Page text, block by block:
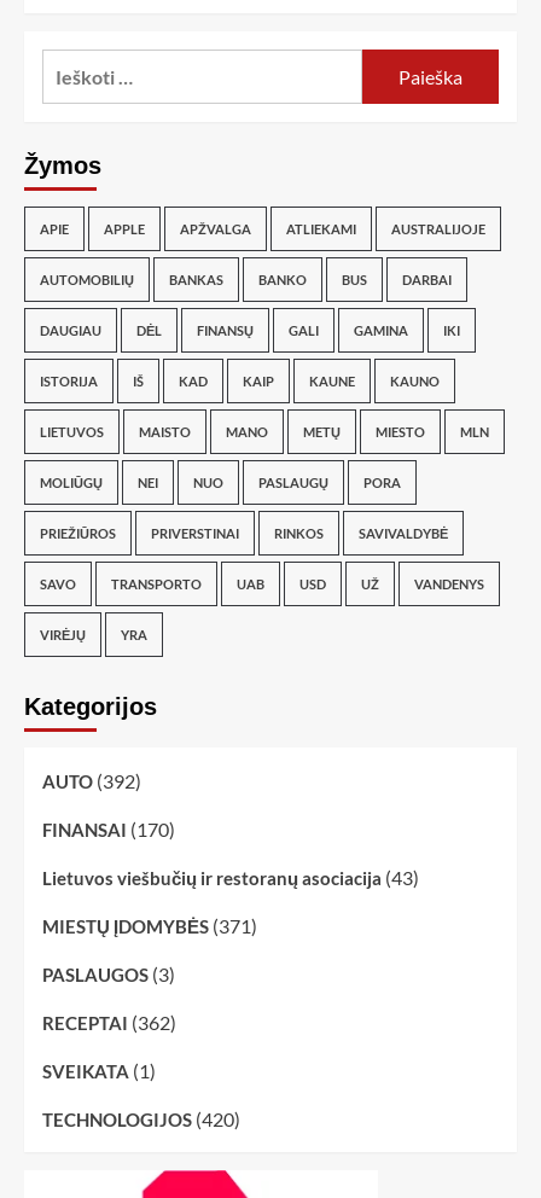
Žymos
APIE APPLE APŽVALGA ATLIEKAMI AUSTRALIJOJE
AUTOMOBILIŲ BANKAS BANKO BUS DARBAI
DAUGIAU DĖL FINANSŲ GALI GAMINA IKI
ISTORIJA IŠ KAD KAIP KAUNE KAUNO
LIETUVOS MAISTO MANO METŲ MIESTO MLN
MOLIŪGŲ NEI NUO PASLAUGŲ PORA
PRIEŽIŪROS PRIVERSTINAI RINKOS SAVIVALDYBĖ
SAVO TRANSPORTO UAB USD UŽ VANDENYS
VIRĖJŲ YRA
Kategorijos
AUTO (392)
FINANSAI (170)
Lietuvos viešbučių ir restoranų asociacija (43)
MIESTŲ ĮDOMYBĖS (371)
PASLAUGOS (3)
RECEPTAI (362)
SVEIKATA (1)
TECHNOLOGIJOS (420)